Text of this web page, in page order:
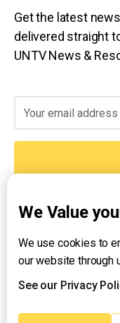
Get the latest
delivered straight
UNTV News &
Conditions.
We Value
We use cookies to
our website through
See our Privacy